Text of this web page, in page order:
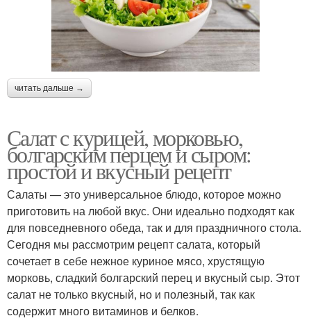
читать дальше →
Салат с курицей, морковью,
болгарским перцем и сыром:
простой и вкусный рецепт
Салаты — это универсальное блюдо, которое можно
приготовить на любой вкус. Они идеально подходят как
для повседневного обеда, так и для праздничного стола.
Сегодня мы рассмотрим рецепт салата, который
сочетает в себе нежное куриное мясо, хрустящую
морковь, сладкий болгарский перец и вкусный сыр. Этот
салат не только вкусный, но и полезный, так как
содержит много витаминов и белков.